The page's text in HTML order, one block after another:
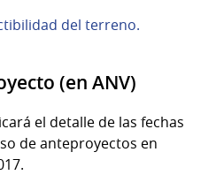
del terreno.
(en ANV)
el detalle de las fechas
de anteproyectos en